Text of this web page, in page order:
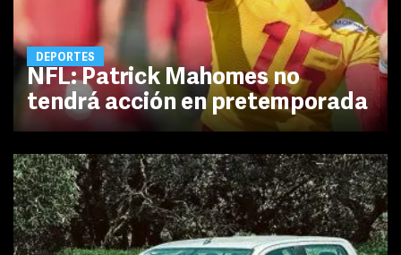
DEPORTES
NFL: Patrick Mahomes no
tendrá acción en pretemporada